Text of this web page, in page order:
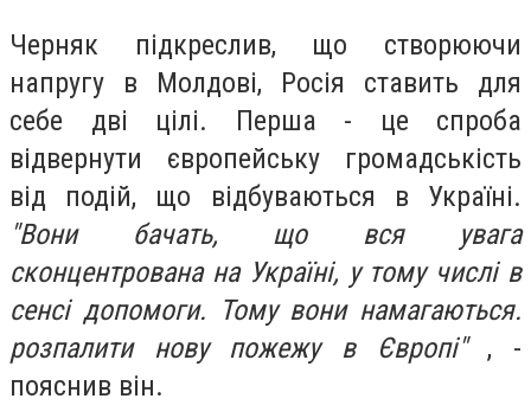
Черняк підкреслив, що створюючи
напругу в Молдові, Росія ставить для
себе дві цілі. Перша - це спроба
відвернути європейську громадськість
від подій, що відбуваються в Україні.
"Вони бачать, що вся увага
сконцентрована на Україні, у тому числі в
сенсі допомоги. Тому вони намагаються.
розпалити нову пожежу в Європі", -
пояснив він.